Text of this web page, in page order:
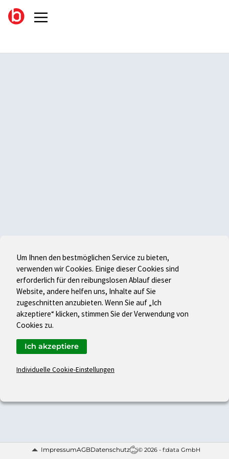
ImpressumAGBDatenschutz © 2026 - f:data GmbH
Um Ihnen den bestmöglichen Service zu bieten,
verwenden wir Cookies. Einige dieser Cookies sind
erforderlich für den reibungslosen Ablauf dieser
Website, andere helfen uns, Inhalte auf Sie
zugeschnitten anzubieten. Wenn Sie auf „Ich
akzeptiere“ klicken, stimmen Sie der Verwendung von
Cookies zu.
Individuelle Cookie-Einstellungen
Ich akzeptiere